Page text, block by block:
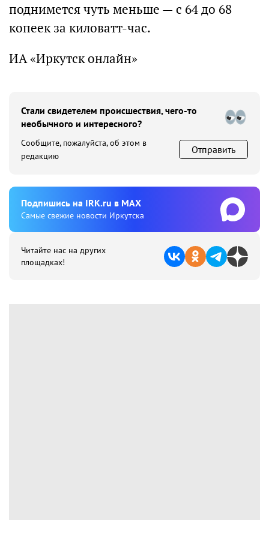
поднимется чуть меньше — с 64 до 68
копеек за киловатт-час.
ИА «Иркутск онлайн»
Стали свидетелем происшествия, чего-то
необычного и интересного?
Сообщите, пожалуйста, об этом в
редакцию
Отправить
Подпишиcь на IRK.ru в MAX
Cамые свежие новости Иркутска
Читайте нас на других
площадках!